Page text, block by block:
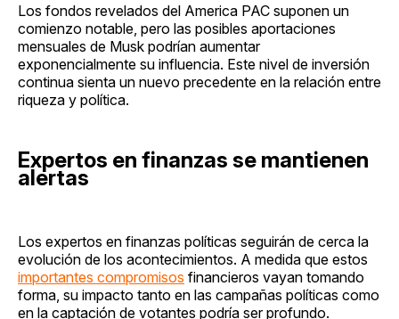
Los fondos revelados del America PAC suponen un
comienzo notable, pero las posibles aportaciones
mensuales de Musk podrían aumentar
exponencialmente su influencia. Este nivel de inversión
continua sienta un nuevo precedente en la relación entre
riqueza y política.
Expertos en finanzas se mantienen
alertas
Los expertos en finanzas políticas seguirán de cerca la
evolución de los acontecimientos. A medida que estos
importantes compromisos financieros vayan tomando
forma, su impacto tanto en las campañas políticas como
en la captación de votantes podría ser profundo.